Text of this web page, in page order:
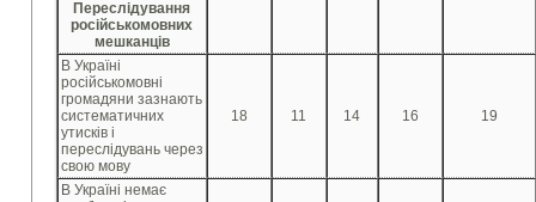
Переслідування
російськомовних
мешканців
В Україні
російськомовні
громадяни зазнають
систематичних
утисків і
переслідувань через
свою мову
18 11 14 16 19
В Україні немає